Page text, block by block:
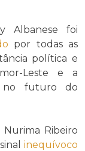
Albanese foi
por todas as
política e
Leste e a
no futuro do
Nurima Ribeiro
inequívoco